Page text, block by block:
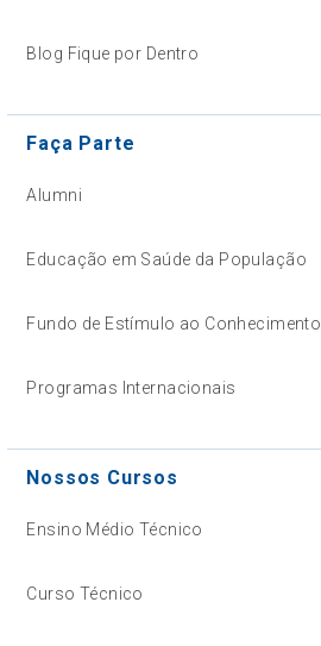
Blog Fique por Dentro
Faça Parte
Alumni
Educação em Saúde da População
Fundo de Estímulo ao Conhecimento
Programas Internacionais
Nossos Cursos
Ensino Médio Técnico
Curso Técnico